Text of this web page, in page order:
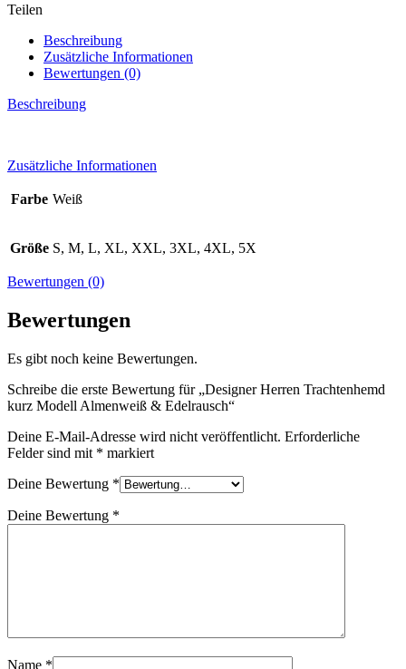
Teilen
Beschreibung
Zusätzliche Informationen
Bewertungen (0)
Beschreibung
Zusätzliche Informationen
Farbe Weiß
Größe S, M, L, XL, XXL, 3XL, 4XL, 5X
Bewertungen (0)
Bewertungen
Es gibt noch keine Bewertungen.
Schreibe die erste Bewertung für „Designer Herren Trachtenhemd
kurz Modell Almenweiß & Edelrausch“
Deine E-Mail-Adresse wird nicht veröffentlicht. Erforderliche
Felder sind mit * markiert
Deine Bewertung *
Deine Bewertung *
Name *